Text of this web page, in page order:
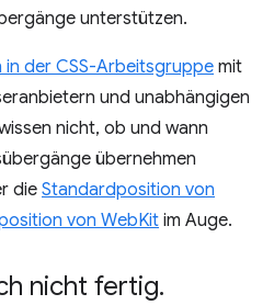
unterstützen.
in der CSS-Arbeitsgruppemit
und unabhängigen
nicht, ob und wann
übernehmen
die Standardposition von
von WebKitim Auge.
nicht fertig.